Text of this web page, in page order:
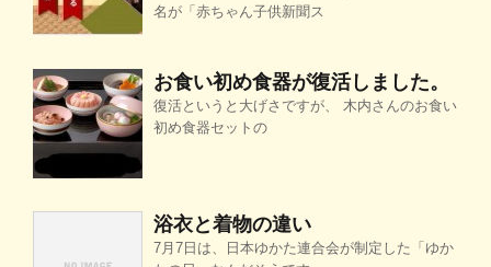
名が「赤ちゃん子供新聞ス
お食い初め食器が復活しました。
復活というと大げさですが、 木内さんのお食い
初め食器セットの
浴衣と着物の違い
7月7日は、日本ゆかた連合会が制定した「ゆか